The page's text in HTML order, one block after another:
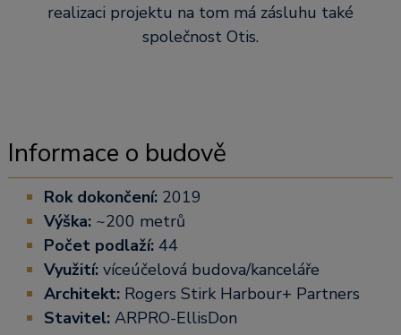
realizaci projektu na tom má zásluhu také
společnost Otis.
Informace o budově
Rok dokončení:2019
Výška:~200 metrů
Počet podlaží:44
Využití:víceúčelová budova/kanceláře
Architekt:Rogers Stirk Harbour+ Partners
Stavitel:ARPRO-EllisDon